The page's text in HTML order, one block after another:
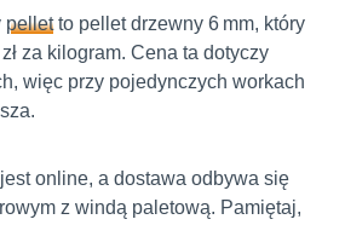
pelletto pellet drzewny 6 mm, który
za kilogram. Cena ta dotyczy
więc przy pojedynczych workach
online, a dostawa odbywa się
z windą paletową. Pamiętaj,